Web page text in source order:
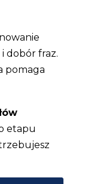
dobór fraz.
pomaga
etapu